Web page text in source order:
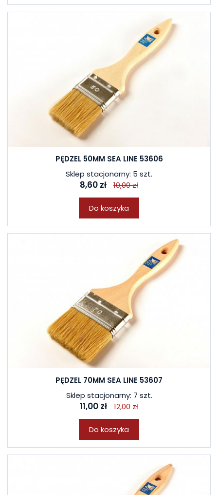
PĘDZEL 50MM SEA LINE 53606
Sklep stacjonarny: 5 szt.
8,60 zł 10,00 zł
Do koszyka
PĘDZEL 70MM SEA LINE 53607
Sklep stacjonarny: 7 szt.
11,00 zł 12,00 zł
Do koszyka